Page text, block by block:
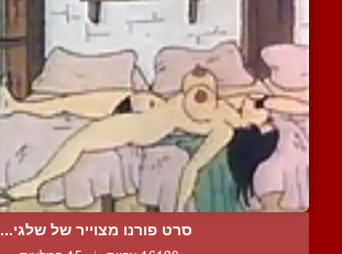
סרט פורנו מצוייר של שלגי...